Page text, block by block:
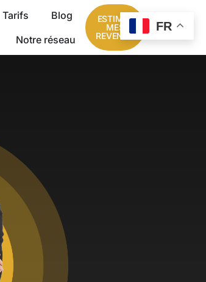
Tarifs
Blog
Notre réseau
ESTIMER
MES
REVENUS
FR